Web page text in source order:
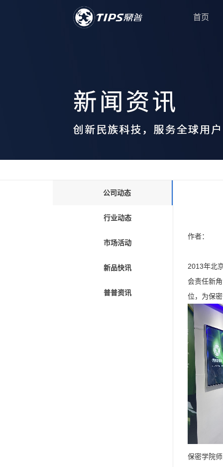
首页
公司动态
行业动态
市场活动
新品快讯
普普资讯
作者：
2013年北
会责任新
位，为保
保密学院